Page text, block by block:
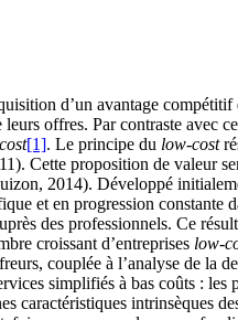
d’un avantage
offres. Par contraste avec
[1]. Le principe du low-cost
Cette proposition de valeur
2014). Développé
et en progression
des professionnels. Ce
croissant d’entreprises low-
couplée à l’analyse de la
simplifiés à bas coûts :
caractéristiques intrinsèques